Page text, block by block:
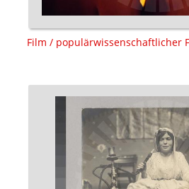
Film / populärwissenschaftlicher